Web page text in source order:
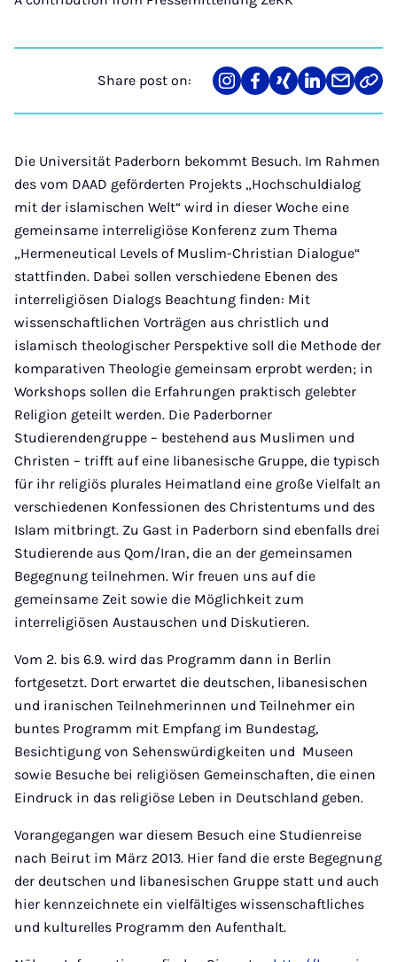
Share post on:
Share
on
Teilen
auf
Teilen
auf
Teilen
auf
Teilen
über
Mail
Link
Die Universität Paderborn bekommt Besuch. Im Rahmen
des vom DAAD geförderten Projekts „Hochschuldialog
mit der islamischen Welt“ wird in dieser Woche eine
gemeinsame interreligiöse Konferenz zum Thema
„Hermeneutical Levels of Muslim-Christian Dialogue“
stattfinden. Dabei sollen verschiedene Ebenen des
interreligiösen Dialogs Beachtung finden: Mit
wissenschaftlichen Vorträgen aus christlich und
islamisch theologischer Perspektive soll die Methode der
komparativen Theologie gemeinsam erprobt werden; in
Workshops sollen die Erfahrungen praktisch gelebter
Religion geteilt werden. Die Paderborner
Studierendengruppe – bestehend aus Muslimen und
Christen – trifft auf eine libanesische Gruppe, die typisch
für ihr religiös plurales Heimatland eine große Vielfalt an
verschiedenen Konfessionen des Christentums und des
Islam mitbringt. Zu Gast in Paderborn sind ebenfalls drei
Studierende aus Qom/Iran, die an der gemeinsamen
Begegnung teilnehmen. Wir freuen uns auf die
gemeinsame Zeit sowie die Möglichkeit zum
interreligiösen Austauschen und Diskutieren.
Vom 2. bis 6.9. wird das Programm dann in Berlin
fortgesetzt. Dort erwartet die deutschen, libanesischen
und iranischen Teilnehmerinnen und Teilnehmer ein
buntes Programm mit Empfang im Bundestag,
Besichtigung von Sehenswürdigkeiten und Museen
sowie Besuche bei religiösen Gemeinschaften, die einen
Eindruck in das religiöse Leben in Deutschland geben.
Vorangegangen war diesem Besuch eine Studienreise
nach Beirut im März 2013. Hier fand die erste Begegnung
der deutschen und libanesischen Gruppe statt und auch
hier kennzeichnete ein vielfältiges wissenschaftliches
und kulturelles Programm den Aufenthalt.